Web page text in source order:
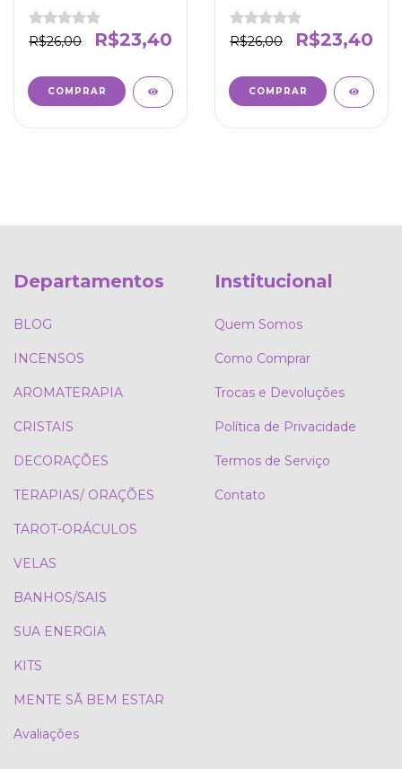
VARETAS
R$26,00
R$23,40
NIRVANA
R$26,00
R$23,40
Departamentos
BLOG
INCENSOS
AROMATERAPIA
CRISTAIS
DECORAÇÕES
TERAPIAS/ ORAÇÕES
TAROT-ORÁCULOS
VELAS
BANHOS/SAIS
SUA ENERGIA
KITS
MENTE SÃ BEM ESTAR
Avaliações
Institucional
Quem Somos
Como Comprar
Trocas e Devoluções
Política de Privacidade
Termos de Serviço
Contato